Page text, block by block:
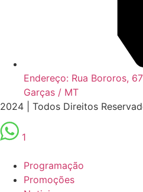
Endereço: Rua Bororos,
Garças / MT
2024 | Todos Direitos
1
Programação
Promoções